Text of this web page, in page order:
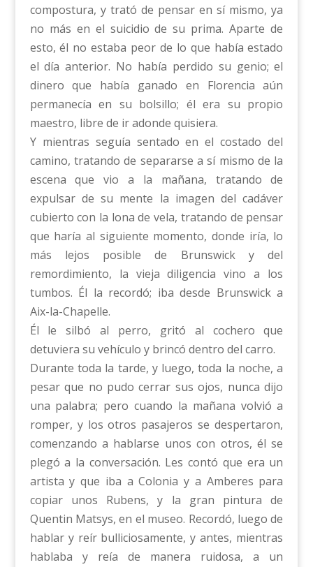
compostura, y trató de pensar en sí mismo, ya
no más en el suicidio de su prima. Aparte de
esto, él no estaba peor de lo que había estado
el día anterior. No había perdido su genio; el
dinero que había ganado en Florencia aún
permanecía en su bolsillo; él era su propio
maestro, libre de ir adonde quisiera.
Y mientras seguía sentado en el costado del
camino, tratando de separarse a sí mismo de la
escena que vio a la mañana, tratando de
expulsar de su mente la imagen del cadáver
cubierto con la lona de vela, tratando de pensar
que haría al siguiente momento, donde iría, lo
más lejos posible de Brunswick y del
remordimiento, la vieja diligencia vino a los
tumbos. Él la recordó; iba desde Brunswick a
Aix-la-Chapelle.
Él le silbó al perro, gritó al cochero que
detuviera su vehículo y brincó dentro del carro.
Durante toda la tarde, y luego, toda la noche, a
pesar que no pudo cerrar sus ojos, nunca dijo
una palabra; pero cuando la mañana volvió a
romper, y los otros pasajeros se despertaron,
comenzando a hablarse unos con otros, él se
plegó a la conversación. Les contó que era un
artista y que iba a Colonia y a Amberes para
copiar unos Rubens, y la gran pintura de
Quentin Matsys, en el museo. Recordó, luego de
hablar y reír bulliciosamente, y antes, mientras
hablaba y reía de manera ruidosa, a un